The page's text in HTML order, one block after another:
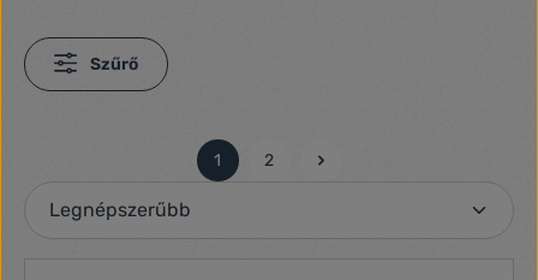
Szűrő
Oldal
1
Oldal
2